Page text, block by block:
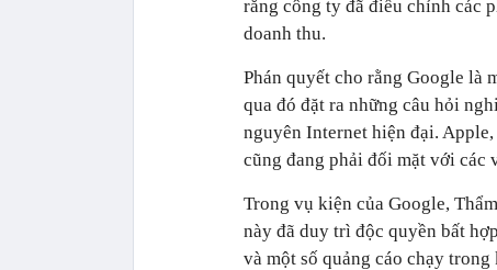
rằng công ty đã điều chỉnh các
doanh thu.
Phán quyết cho rằng Google là
qua đó đặt ra những câu hỏi
nguyên Internet hiện đại.
cũng đang phải đối mặt với các
Trong vụ kiện của Google,
này đã duy trì độc quyền bất
và một số quảng cáo chạy